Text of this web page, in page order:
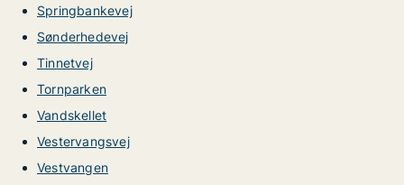
Springbankevej
Sønderhedevej
Tinnetvej
Tornparken
Vandskellet
Vestervangsvej
Vestvangen